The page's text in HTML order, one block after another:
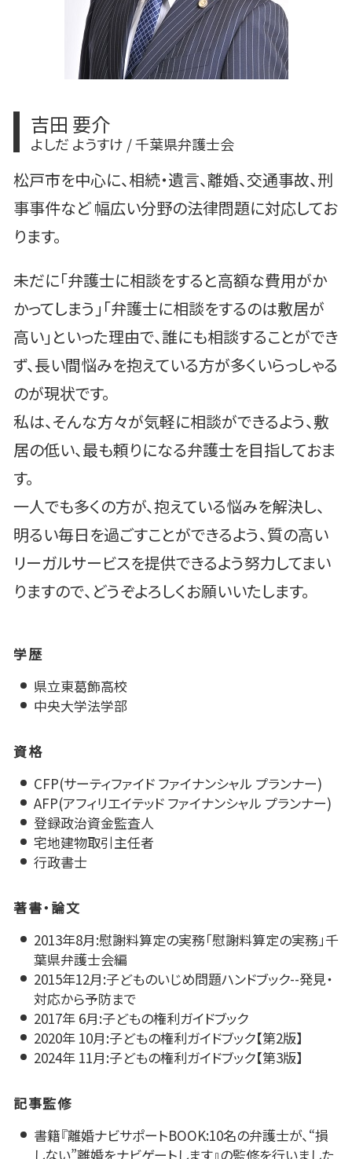
吉田 要介
よしだ ようすけ / 千葉県弁護士会
松戸市を中心に、相続・遺言、離婚、交通事故、刑
事事件など 幅広い分野の法律問題に対応してお
ります。
未だに「弁護士に相談をすると高額な費用がか
かってしまう」「弁護士に相談をするのは敷居が
高い」といった理由で、誰にも相談することができ
ず、長い間悩みを抱えている方が多くいらっしゃる
のが現状です。
私は、そんな方々が気軽に相談ができるよう、敷
居の低い、最も頼りになる弁護士を目指しておま
す。
一人でも多くの方が、抱えている悩みを解決し、
明るい毎日を過ごすことができるよう、質の高い
リーガルサービスを提供できるよう努力してまい
りますので、どうぞよろしくお願いいたします。
学歴
県立東葛飾高校
中央大学法学部
資格
CFP(サーティファイド ファイナンシャル プランナー)
AFP(アフィリエイテッド ファイナンシャル プランナー)
登録政治資金監査人
宅地建物取引主任者
行政書士
著書・論文
2013年8月:慰謝料算定の実務「慰謝料算定の実務」千
葉県弁護士会編
2015年12月:子どものいじめ問題ハンドブック--発見・
対応から予防まで
2017年 6月:子どもの権利ガイドブック
2020年 10月:子どもの権利ガイドブック【第2版】
2024年 11月:子どもの権利ガイドブック【第3版】
記事監修
書籍『離婚ナビサポートBOOK:10名の弁護士が、“損
しない”離婚をナビゲートします』の監修を行いました